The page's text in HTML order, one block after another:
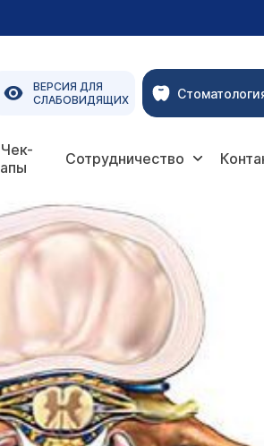
ВЕРСИЯ ДЛЯ
СЛАБОВИДЯЩИХ
Чек-
апы
Сотрудничество